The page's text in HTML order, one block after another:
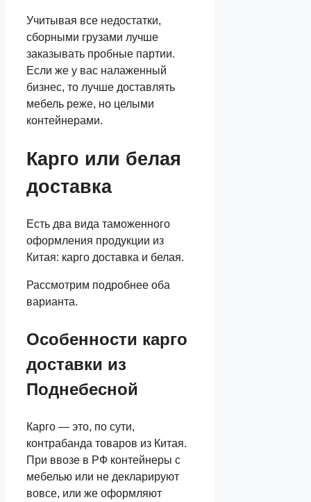
Учитывая все недостатки,
сборными грузами лучше
заказывать пробные партии.
Если же у вас налаженный
бизнес, то лучше доставлять
мебель реже, но целыми
контейнерами.
Карго или белая
доставка
Есть два вида таможенного
оформления продукции из
Китая: карго доставка и белая.
Рассмотрим подробнее оба
варианта.
Особенности карго
доставки из
Поднебесной
Карго — это, по сути,
контрабанда товаров из Китая.
При ввозе в РФ контейнеры с
мебелью или не декларируют
вовсе, или же оформляют